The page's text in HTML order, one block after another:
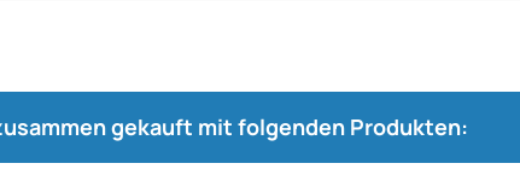
gekauft mit folgenden Produkten: